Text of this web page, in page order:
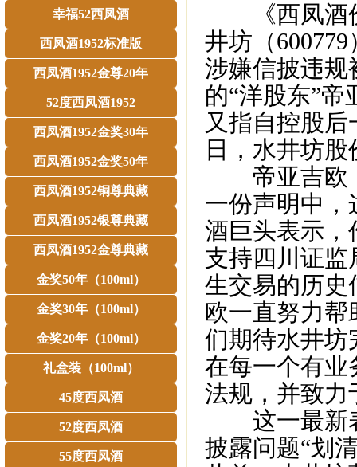
幸福52西凤酒
西凤酒1952标准版
西凤酒1952金尊20年
52度西凤酒1952
西凤酒1952金奖30年
西凤酒1952金奖50年
西凤酒1952铜尊典藏
西凤酒1952银尊典藏
西凤酒1952金尊典藏
金奖50年（100ml）
金奖30年（100ml）
金奖20年（100ml）
礼盒装（100ml）
45度西凤酒
52度西凤酒
55度西凤酒
《西凤酒价
井坊（
涉嫌信披违规
的“洋股东”
又指自控股
日，水井坊股
帝亚吉欧：
一份声明中
酒巨头表示，
支持四川证
生交易的历史
欧一直努力
们期待水井坊
在每一个有业
法规，并致力
这一最新表
披露问题“划